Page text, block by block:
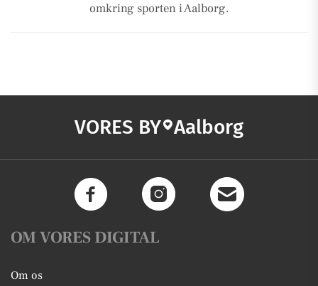
omkring sporten i Aalborg.
VORES BY Aalborg
OM VORES DIGITAL
Om os